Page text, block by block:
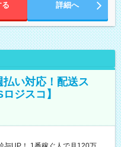
る 詳細へ
い対応！配送ス
ジスコ】